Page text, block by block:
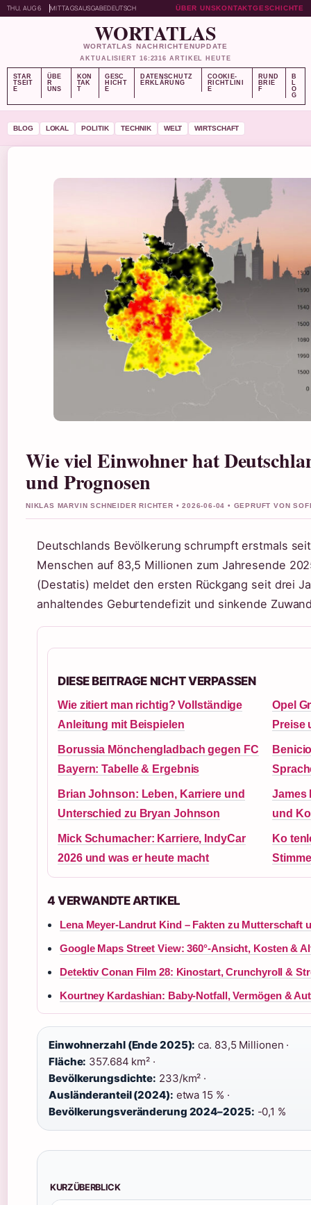
THU, AUG 6 MITTAGSAUSGABEDEUTSCH ÜBER UNSKONTAKTGESCHICHTE
WORTATLAS
WORTATLAS NACHRICHTENUPDATE
AKTUALISIERT 16:2316 ARTIKEL HEUTE
STAR
TSEIT
E
ÜBE
R
UNS
KON
TAK
T
GESC
HICHT
E
DATENSCHUTZ
ERKLÄRUNG
COOKIE-
RICHTLINI
E
RUND
BRIE
F
B
L
O
G
BLOG LOKAL POLITIK TECHNIK WELT WIRTSCHAFT
Wie viel Einwohner hat
und Prognosen
NIKLAS MARVIN SCHNEIDER RICHTER • 2026-06-04 • GEPRUFT VON
Deutschlands Bevölkerung schrumpft erstmals
Menschen auf 83,5 Millionen zum Jahresende
(Destatis) meldet den ersten Rückgang seit drei
anhaltendes Geburtendefizit und sinkende
DIESE BEITRAGE NICHT VERPASSEN
Wie zitiert man richtig? Vollständige
Anleitung mit Beispielen
Opel
Preise
Borussia Mönchengladbach gegen FC
Bayern: Tabelle & Ergebnis
Brian Johnson: Leben, Karriere und
Unterschied zu Bryan Johnson
James
und
Mick Schumacher: Karriere, IndyCar
2026 und was er heute macht
Ko
4 VERWANDTE ARTIKEL
Lena Meyer-Landrut Kind – Fakten zu Mutterschaft
Google Maps Street View: 360°-Ansicht, Kosten &
Detektiv Conan Film 28: Kinostart, Crunchyroll &
Kourtney Kardashian: Baby-Notfall, Vermögen &
Einwohnerzahl (Ende 2025): ca. 83,5 Millionen ·
Fläche: 357.684 km² ·
Bevölkerungsdichte: 233/km² ·
Ausländeranteil (2024): etwa 15 % ·
Bevölkerungsveränderung 2024–2025: -0,1 %
KURZÜBERBLICK